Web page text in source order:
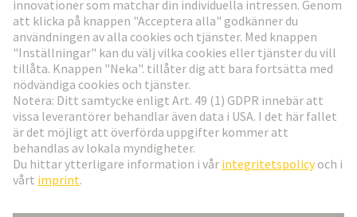
Social Media
Sverige